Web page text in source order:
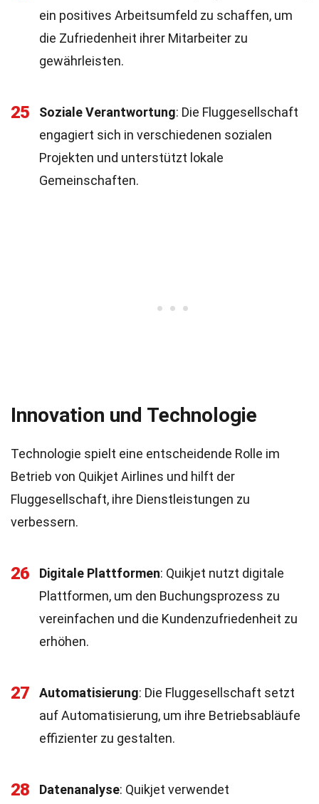
ein positives Arbeitsumfeld zu schaffen, um
die Zufriedenheit ihrer Mitarbeiter zu
gewährleisten.
25 Soziale Verantwortung: Die Fluggesellschaft
engagiert sich in verschiedenen sozialen
Projekten und unterstützt lokale
Gemeinschaften.
Innovation und Technologie
Technologie spielt eine entscheidende Rolle im
Betrieb von Quikjet Airlines und hilft der
Fluggesellschaft, ihre Dienstleistungen zu
verbessern.
26 Digitale Plattformen: Quikjet nutzt digitale
Plattformen, um den Buchungsprozess zu
vereinfachen und die Kundenzufriedenheit zu
erhöhen.
27 Automatisierung: Die Fluggesellschaft setzt
auf Automatisierung, um ihre Betriebsabläufe
effizienter zu gestalten.
28 Datenanalyse: Quikjet verwendet